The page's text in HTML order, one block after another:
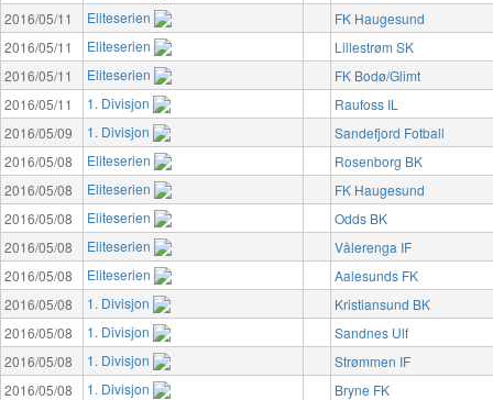
2016/05/11
Eliteserien
FK Haugesund
2016/05/11
Eliteserien
Lillestrøm SK
2016/05/11
Eliteserien
FK Bodø/Glimt
2016/05/11
1. Divisjon
Raufoss IL
2016/05/09
1. Divisjon
Sandefjord Fotball
2016/05/08
Eliteserien
Rosenborg BK
2016/05/08
Eliteserien
FK Haugesund
2016/05/08
Eliteserien
Odds BK
2016/05/08
Eliteserien
Vålerenga IF
2016/05/08
Eliteserien
Aalesunds FK
2016/05/08
1. Divisjon
Kristiansund BK
2016/05/08
1. Divisjon
Sandnes Ulf
2016/05/08
1. Divisjon
Strømmen IF
2016/05/08
1. Divisjon
Bryne FK